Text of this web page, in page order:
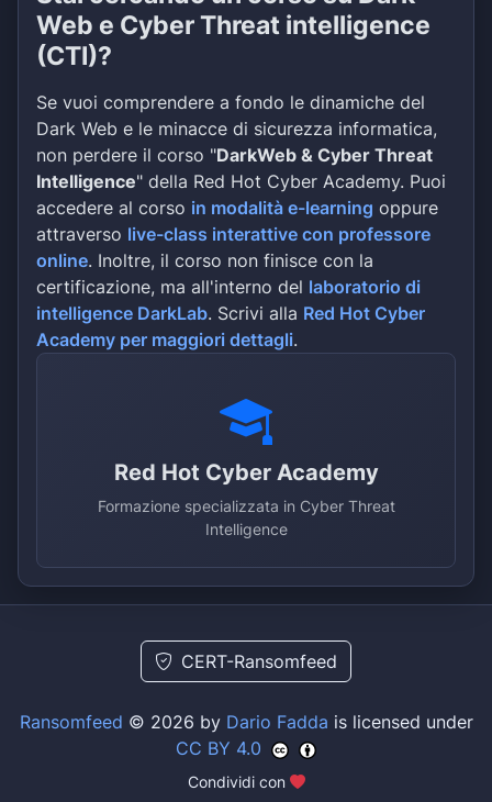
Web e Cyber Threat intelligence
(CTI)?
Se vuoi comprendere a fondo le dinamiche del
Dark Web e le minacce di sicurezza informatica,
non perdere il corso "DarkWeb & Cyber Threat
Intelligence" della Red Hot Cyber Academy. Puoi
accedere al corso in modalità e-learning oppure
attraverso live-class interattive con professore
online. Inoltre, il corso non finisce con la
certificazione, ma all'interno del laboratorio di
intelligence DarkLab. Scrivi alla Red Hot Cyber
Academy per maggiori dettagli.
Red Hot Cyber Academy
Formazione specializzata in Cyber Threat
Intelligence
CERT-Ransomfeed
Ransomfeed © 2026 by Dario Fadda is licensed under
CC BY 4.0
Condividi con